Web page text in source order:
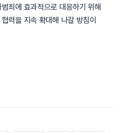
죄에 효과적으로 대응하기 위해
력을 지속 확대해 나갈 방침이